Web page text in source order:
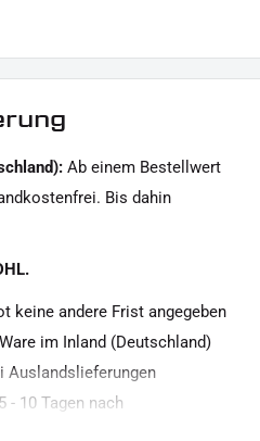
TÜV
Ab einem Bestellwert
Bis dahin
keine andere Frist angegeben
im Inland (Deutschland)
Auslandslieferungen
- 10 Tagen nach